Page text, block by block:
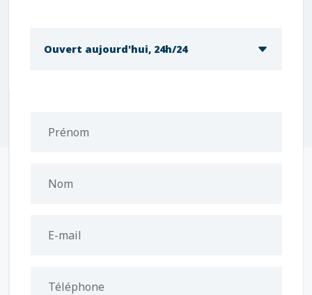
Ouvert aujourd'hui, 24h/24
Prénom
Nom
E-mail
Téléphone